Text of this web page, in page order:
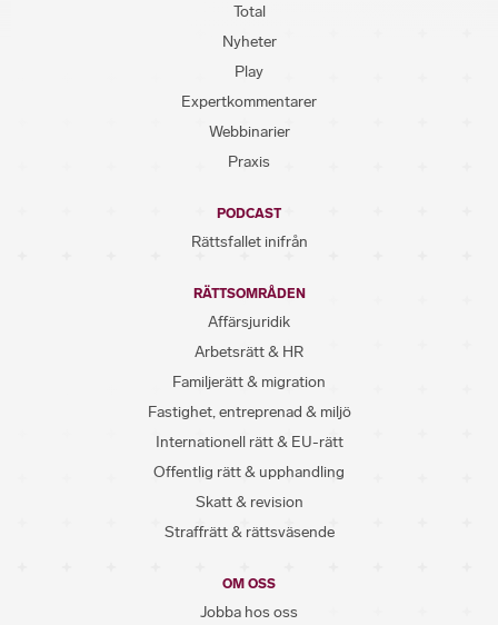
Total
Nyheter
Play
Expertkommentarer
Webbinarier
Praxis
PODCAST
Rättsfallet inifrån
RÄTTSOMRÅDEN
Affärsjuridik
Arbetsrätt & HR
Familjerätt & migration
Fastighet, entreprenad & miljö
Internationell rätt & EU-rätt
Offentlig rätt & upphandling
Skatt & revision
Straffrätt & rättsväsende
OM OSS
Jobba hos oss